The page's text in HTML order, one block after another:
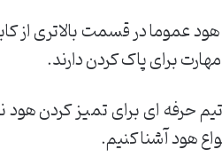
عموما در قسمت بالاتری از
برای پاک کردن دارند.
ای برای تمیز کردن هود
هود آشنا کنیم.